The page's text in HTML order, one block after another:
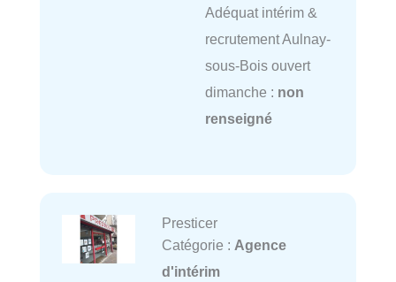
Adéquat intérim &
recrutement Aulnay-
sous-Bois ouvert
dimanche : non
renseigné
Presticer
Catégorie : Agence
d'intérim